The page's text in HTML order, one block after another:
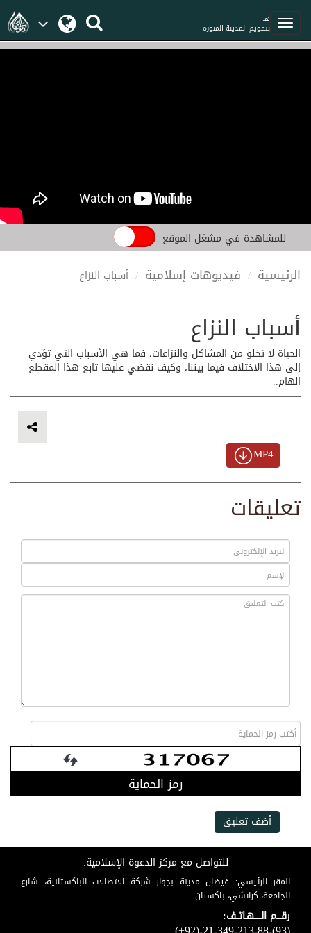
هـ
بتقويم المدينة المنورة
للمشاهدة في مشغل الموقع
الرئيسية فيديوهات إسلامية أسباب النزاع
أسباب النزاع
الحياة لا تخلو من المشاكل والنزاعات، فما هي الأسباب التي تؤدي
إلى هذا الاختلاف فيما بيننا، وكيف نقضي عليها تابع هذا المقطع
الهام..
MP4
تعليقات
رمز الحماية
أضف تعليق
للتواصل مع مركز الدعوة الإسلامية:
المقر الرئيسي: فيضان مدينة بجوار شركة الاتصالات الباكستانية، شارع
الجامعة، كراتشي، باكستان
رقـــم الـــــهـاتــف: